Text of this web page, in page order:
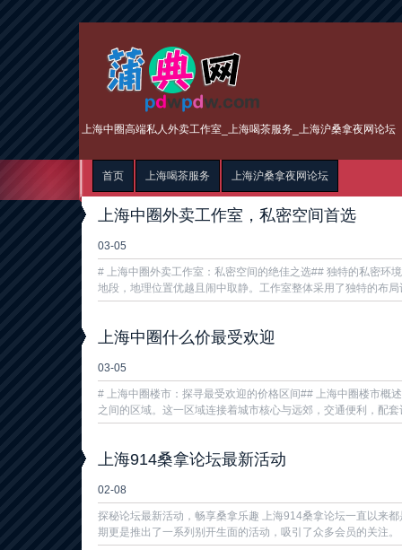
上海中圈高端私人外卖工作室_上海喝茶服务_上海沪桑拿夜网论坛
首页 上海喝茶服务 上海沪桑拿夜网论坛
上海中圈外卖工作室，私密空间首选
03-05
# 上海中圈外卖工作室：私密空间的绝佳之选## 独特的私密环
地段，地理位置优越且闹中取静。工作室整体采用了独特的布
上海中圈什么价最受欢迎
03-05
# 上海中圈楼市：探寻最受欢迎的价格区间## 上海中圈楼市概
之间的区域。这一区域连接着城市核心与远郊，交通便利，配
上海914桑拿论坛最新活动
02-08
探秘论坛最新活动，畅享桑拿乐趣 上海914桑拿论坛一直以来
期更是推出了一系列别开生面的活动，吸引了众多会员的关注。